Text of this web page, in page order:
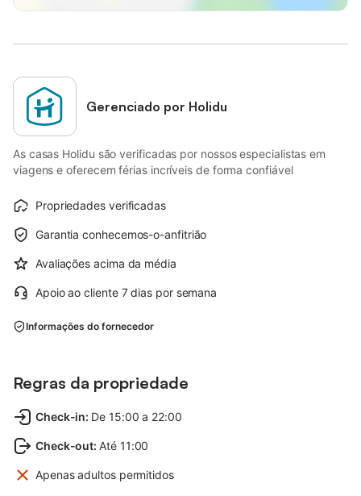
Gerenciado por Holidu
As casas Holidu são verificadas por nossos especialistas em
viagens e oferecem férias incríveis de forma confiável
Propriedades verificadas
Garantia conhecemos-o-anfitrião
Avaliações acima da média
Apoio ao cliente 7 dias por semana
Informações do fornecedor
Regras da propriedade
Check-in: De 15:00 a 22:00
Check-out: Até 11:00
Apenas adultos permitidos